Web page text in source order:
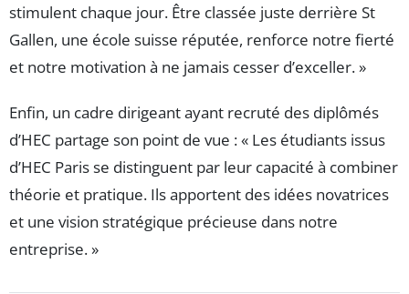
stimulent chaque jour. Être classée juste derrière St
Gallen, une école suisse réputée, renforce notre fierté
et notre motivation à ne jamais cesser d’exceller. »
Enfin, un cadre dirigeant ayant recruté des diplômés
d’HEC partage son point de vue : « Les étudiants issus
d’HEC Paris se distinguent par leur capacité à combiner
théorie et pratique. Ils apportent des idées novatrices
et une vision stratégique précieuse dans notre
entreprise. »